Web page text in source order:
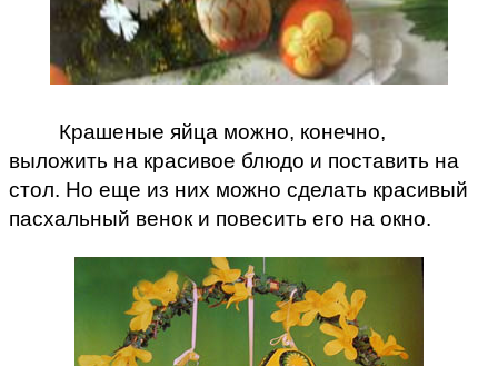
Крашеные яйца можно, конечно,
выложить на красивое блюдо и поставить на
стол. Но еще из них можно сделать красивый
пасхальный венок и повесить его на окно.